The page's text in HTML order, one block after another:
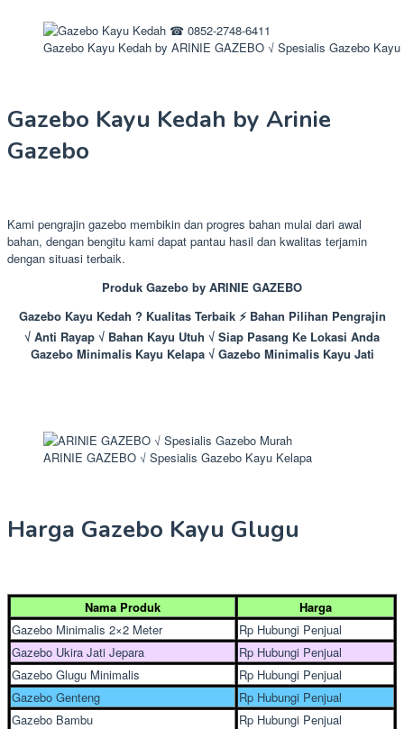
Gazebo Kayu Kedah by ARINIE GAZEBO √ Spesialis Gazebo Kayu
Gazebo Kayu Kedah by Arinie
Gazebo
Kami pengrajin gazebo membikin dan progres bahan mulai dari awal
bahan, dengan bengitu kami dapat pantau hasil dan kwalitas terjamin
dengan situasi terbaik.
Produk Gazebo by ARINIE GAZEBO
Gazebo Kayu Kedah ? Kualitas Terbaik ⚡ Bahan Pilihan Pengrajin
√ Anti Rayap √ Bahan Kayu Utuh √ Siap Pasang Ke Lokasi Anda
Gazebo Minimalis Kayu Kelapa √ Gazebo Minimalis Kayu Jati
ARINIE GAZEBO √ Spesialis Gazebo Kayu Kelapa
Harga Gazebo Kayu Glugu
Nama Produk
Harga
Gazebo Minimalis 2×2 Meter
Rp Hubungi Penjual
Gazebo Ukira Jati Jepara
Rp Hubungi Penjual
Gazebo Glugu Minimalis
Rp Hubungi Penjual
Gazebo Genteng
Rp Hubungi Penjual
Gazebo Bambu
Rp Hubungi Penjual